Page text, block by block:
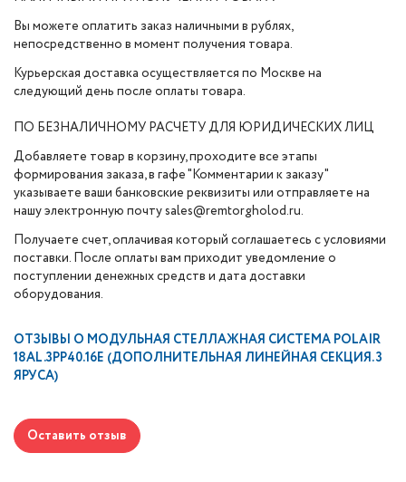
Вы можете оплатить заказ наличными в рублях,
непосредственно в момент получения товара.
Курьерская доставка осуществляется по Москве на
следующий день после оплаты товара.
ПО БЕЗНАЛИЧНОМУ РАСЧЕТУ ДЛЯ ЮРИДИЧЕСКИХ ЛИЦ
Добавляете товар в корзину, проходите все этапы
формирования заказа, в гафе "Комментарии к заказу"
указываете ваши банковские реквизиты или отправляете на
нашу электронную почту sales@remtorgholod.ru.
Получаете счет, оплачивая который соглашаетесь с условиями
поставки. После оплаты вам приходит уведомление о
поступлении денежных средств и дата доставки
оборудования.
ОТЗЫВЫ О МОДУЛЬНАЯ СТЕЛЛАЖНАЯ СИСТЕМА POLAIR
18AL.3PP40.16E (ДОПОЛНИТЕЛЬНАЯ ЛИНЕЙНАЯ СЕКЦИЯ. 3
ЯРУСА)
Оставить отзыв